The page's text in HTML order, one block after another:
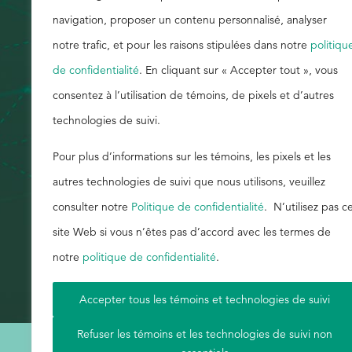
navigation, proposer un contenu personnalisé, analyser
notre trafic, et pour les raisons stipulées dans notre
de confidentialité. En cliquant sur « Accepter tout », vous
consentez à l’utilisation de témoins, de pixels et d’autres
technologies de suivi.
Pour plus d’informations sur les témoins, les pixels et les
autres technologies de suivi que nous utilisons, veuillez
consulter notre Politique de confidentialité. N’utilisez pas
site Web si vous n’êtes pas d’accord avec les termes de
notre politique de confidentialité.
Refuser les témoins et les technologies de suivi non
Accepter tous les témoins et technologies de suivi
Rechercher